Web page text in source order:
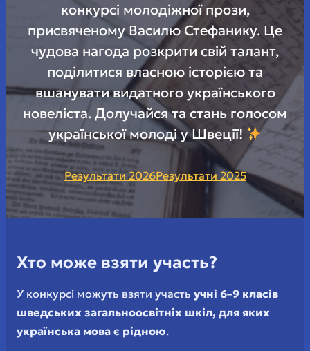
конкурсі молодіжної прози,
присвяченому Василю Стефанику. Це
чудова нагода розкрити свій талант,
поділитися власною історією та
вшанувати видатного українського
новеліста. Долучайся та стань голосом
української молоді у Швеції!
Результати 2026Результати 2025
Хто може взяти участь?
У конкурсі можуть взяти участь учні 6–9 класів
шведських загальноосвітніх шкіл, для яких
українська мова є рідною.